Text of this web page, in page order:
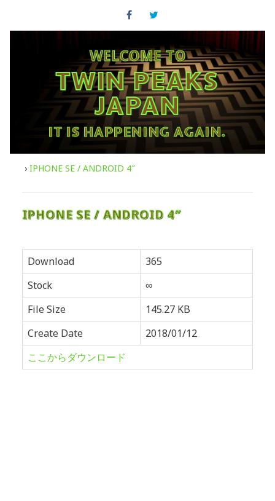
WELCOME TO
TWIN PEAKS
JAPAN
IT IS HAPPENING AGAIN.
› IPHONE SE / ANDROID 4″
IPHONE SE / ANDROID 4″
Download
365
Stock
∞
File Size
145.27 KB
Create Date
2018/01/12
ここからダウンロード